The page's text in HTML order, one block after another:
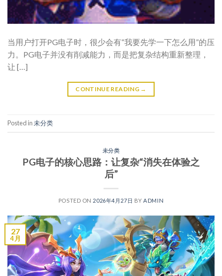
当用户打开PG电子时，很少会有“我要先学一下怎么用”的压
力。PG电子并没有削减能力，而是把复杂结构重新整理，
让 […]
CONTINUE READING →
Posted in未分类
未分类
PG电子的核心思路：让复杂“消失在体验之
后”
POSTED ON 2026年4月27日 BY ADMIN
27
4 月